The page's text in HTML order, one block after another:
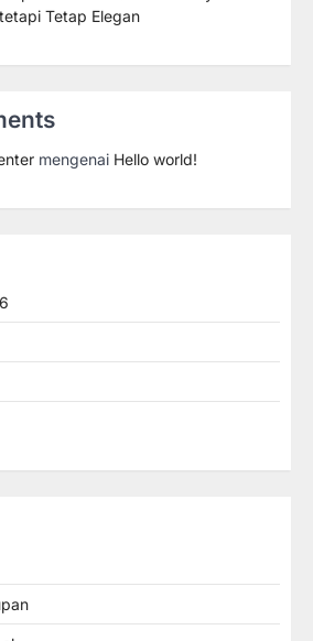
Tetap Elegan
mengenai Hello world!